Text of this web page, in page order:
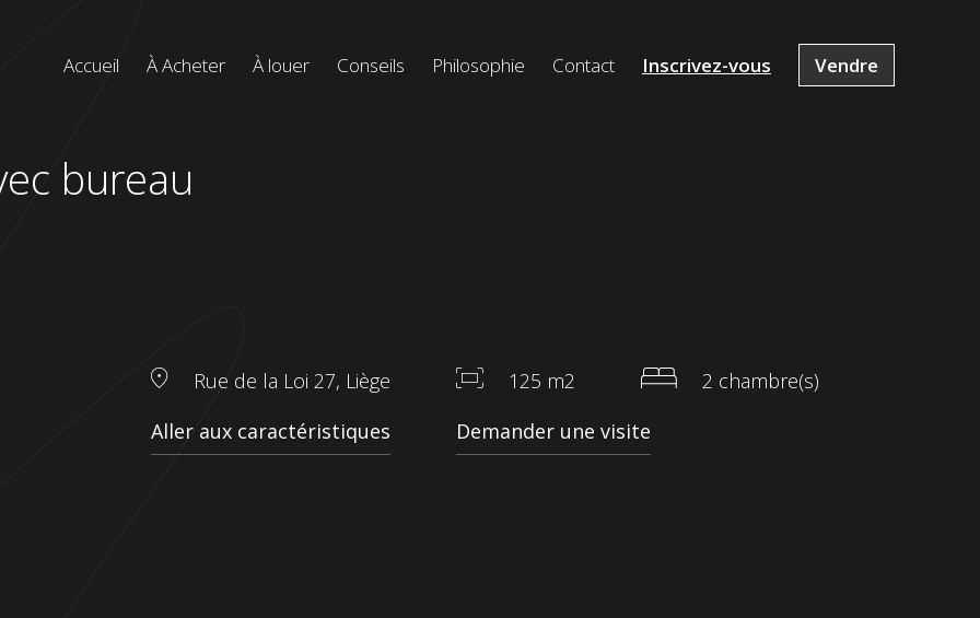
Menu
Accueil À Acheter À louer Conseils Philosophie Contact Inscrivez-vous Vendre
bureau
Rue de la Loi 27, Liège 125 m2
2 chambre(s)
Aller aux caractéristiques
Demander une visite